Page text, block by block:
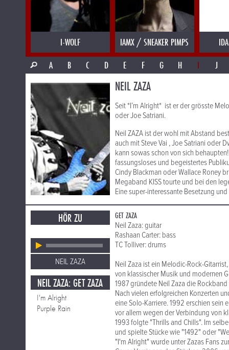
I-WOLF IAMX / SNEAKER PIMPS
A
B C D E F G H I J
NEIL ZAZA
Seit *I’m Alright* ist er der grösste
oder Joe Satriani.
Neil ZAZA ist der wohl mit Abstand
auch mit Steve Vai , Joe Satriani oder
kann sowas schon von sich
fassungsloses und begeistertes
Cindy Blackman oder Wallace Roney
Megaband KISS tourte und bei den
Eine super-interessante Besetzung
HÖR ZU
NEIL ZAZA
NEIL ZAZA: GET ZAZA
I'm Alright
Purple Rain
GET ZAZA
Neil Zaza: guitar
Rashaan Carter: bass
TC Tolliver: drums
Neil Zaza ist ein Melodic-Rock-
von klassischer Musik und modernen
1987 gründete Neil Zaza die
Nach vielen erfolgreichen Konzerten
eine Solo-Karriere. 1992 erschien sein
vor allem wegen der Verbindung von
1993 folgte "Thrills and Chills". Im
und spielte Stücke wie "1492" oder
"I'm Alright" wurde unter Zazas Fans